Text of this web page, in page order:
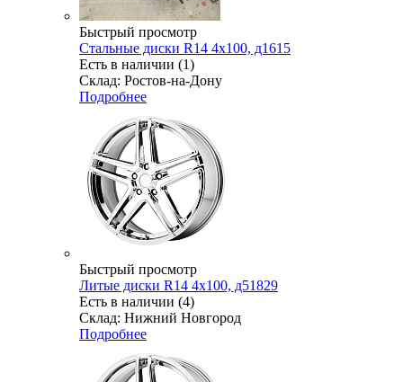
Быстрый просмотр
Стальные диски R14 4x100, д1615
Есть в наличии (1)
Склад: Ростов-на-Дону
Подробнее
Быстрый просмотр
Литые диски R14 4x100, д51829
Есть в наличии (4)
Склад: Нижний Новгород
Подробнее